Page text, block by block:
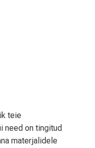
teie
need on tingitud
materjalidele